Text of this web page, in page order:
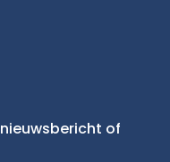
of